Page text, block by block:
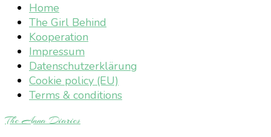
Home
The Girl Behind
Kooperation
Impressum
Datenschutzerklärung
Cookie policy (EU)
Terms & conditions
The Anna Diaries